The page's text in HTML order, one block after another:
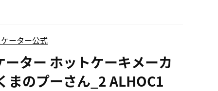
ーター公式
ーター ホットケーキメーカ
まのプーさん_2 ALHOC1